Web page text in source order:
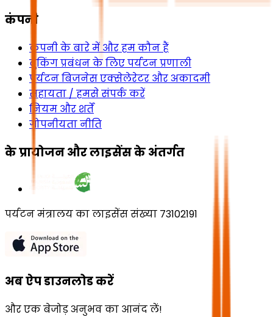
कंपनी
कंपनी के बारे में और हम कौन हैं
बुकिंग प्रबंधन के लिए पर्यटन प्रणाली
पर्यटन बिजनेस एक्सेलेरेटर और अकादमी
सहायता / हमसे संपर्क करें
नियम और शर्तें
गोपनीयता नीति
के प्रायोजन और लाइसेंस के अंतर्गत
पर्यटन मंत्रालय का लाइसेंस संख्या 73102191
अब ऐप डाउनलोड करें
और एक बेजोड़ अनुभव का आनंद लें!